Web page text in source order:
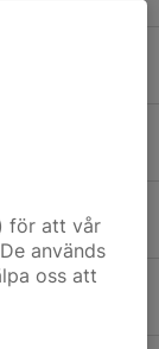
Vänner
viktigaste
för att vår
används
oss att